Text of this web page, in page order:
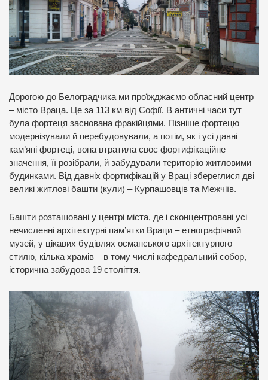
Дорогою до Белоградчика ми проїжджаємо обласний центр
– місто Враца. Це за 113 км від Софії. В античні часи тут
була фортеця заснована фракійцями. Пізніше фортецю
модернізували й перебудовували, а потім, як і усі давні
кам’яні фортеці, вона втратила своє фортифікаційне
значення, її розібрали, й забудували територію житловими
будинками. Від давніх фортифікацій у Враці збереглися дві
великі житлові башти (кули) – Курпашовців та Межчіїв.
Башти розташовані у центрі міста, де і сконцентровані усі
нечисленні архітектурні пам’ятки Враци – етнографічний
музей, у цікавих будівлях османського архітектурного
стилю, кілька храмів – в тому числі кафедральний собор,
історична забудова 19 століття.